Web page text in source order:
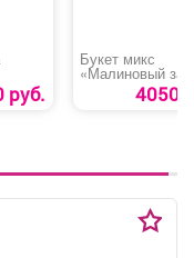
руб.
Букет микс
«Малиновый
4050